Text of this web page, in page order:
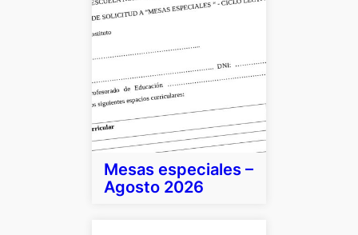
Mesas especiales –
Agosto 2026